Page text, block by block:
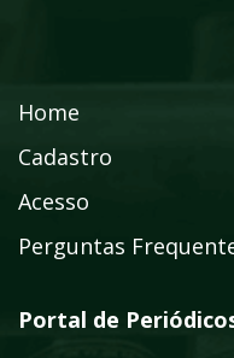
Home
Cadastro
Acesso
Perguntas
Portal de